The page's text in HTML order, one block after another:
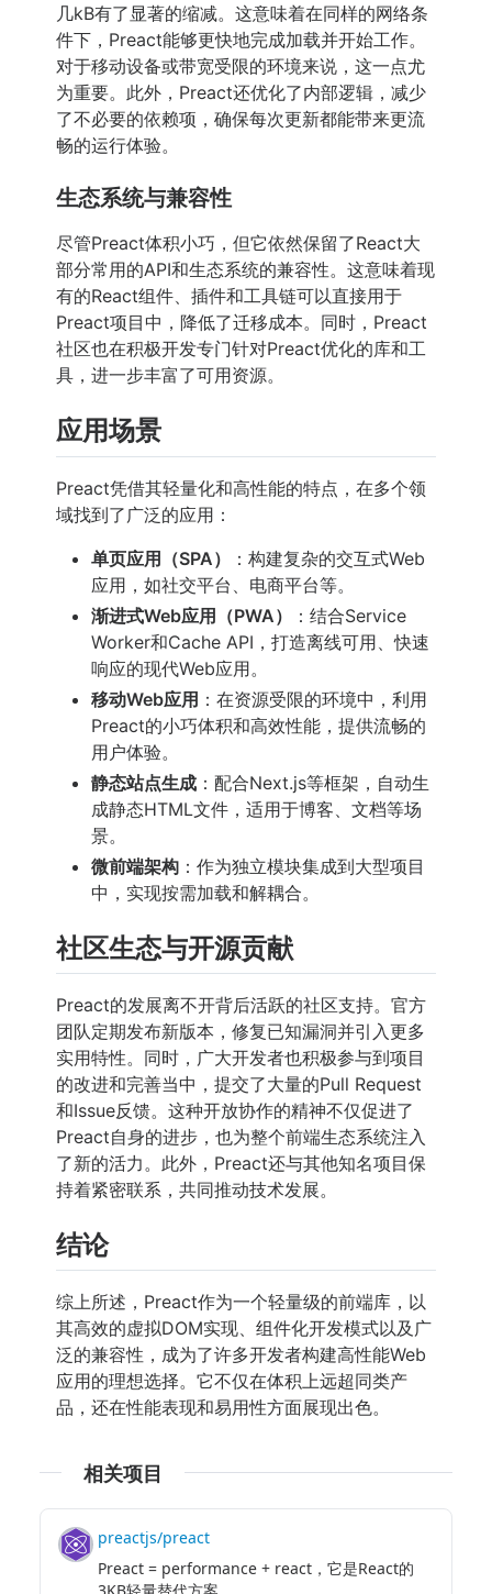
几kB有了显著的缩减。这意味着在同样的网络条
件下，Preact能够更快地完成加载并开始工作。
对于移动设备或带宽受限的环境来说，这一点尤
为重要。此外，Preact还优化了内部逻辑，减少
了不必要的依赖项，确保每次更新都能带来更流
畅的运行体验。
生态系统与兼容性
尽管Preact体积小巧，但它依然保留了React大
部分常用的API和生态系统的兼容性。这意味着现
有的React组件、插件和工具链可以直接用于
Preact项目中，降低了迁移成本。同时，Preact
社区也在积极开发专门针对Preact优化的库和工
具，进一步丰富了可用资源。
应用场景
Preact凭借其轻量化和高性能的特点，在多个领
域找到了广泛的应用：
单页应用（SPA）
：构建复杂的交互式Web
应用，如社交平台、电商平台等。
渐进式Web应用（PWA）
：结合Service
Worker和Cache API，打造离线可用、快速
响应的现代Web应用。
移动Web应用 ：在资源受限的环境中，利用
Preact的小巧体积和高效性能，提供流畅的
用户体验。
静态站点生成 ：配合Next.js等框架，自动生
成静态HTML文件，适用于博客、文档等场
景。
微前端架构 ：作为独立模块集成到大型项目
中，实现按需加载和解耦合。
社区生态与开源贡献
Preact的发展离不开背后活跃的社区支持。官方
团队定期发布新版本，修复已知漏洞并引入更多
实用特性。同时，广大开发者也积极参与到项目
的改进和完善当中，提交了大量的Pull Request
和Issue反馈。这种开放协作的精神不仅促进了
Preact自身的进步，也为整个前端生态系统注入
了新的活力。此外，Preact还与其他知名项目保
持着紧密联系，共同推动技术发展。
结论
综上所述，Preact作为一个轻量级的前端库，以
其高效的虚拟DOM实现、组件化开发模式以及广
泛的兼容性，成为了许多开发者构建高性能Web
应用的理想选择。它不仅在体积上远超同类产
品，还在性能表现和易用性方面展现出色。
相关项目
preactjs/preact
Preact = performance + react，它是React的